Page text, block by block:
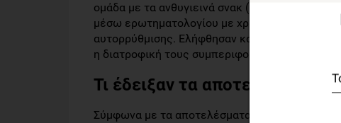
ομάδα με τα ανθυγιεινά σνακ (n=125, μέσος
μέσω ερωτηματολογίου με χρήση κλιμάκων τα
αυτορρύθμισης. Ελήφθησαν και δημογραφικές
η διατροφική τους συμπεριφορά μέσω
Τι έδειξαν τα αποτελέσματα;
Σύμφωνα με τα αποτελέσματα, τα στοιχεία